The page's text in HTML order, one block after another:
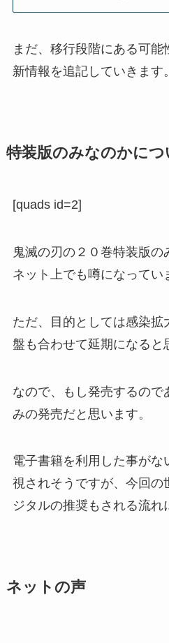
まだ、移行段階にある可
新情報を追記していきます。
特装版のみなのかにつ
[quads id=2]
鬼滅の刃の２０巻特装版の
ネット上でも噂になってい
ただ、目的としては感染拡
盤も合わせて延期になると
なので、もし発売するので
みの発売だと思います。
電子書籍を利用した事がな
視されそうですが、今回の
ジタルの推奨もされる流れ
ネットの声